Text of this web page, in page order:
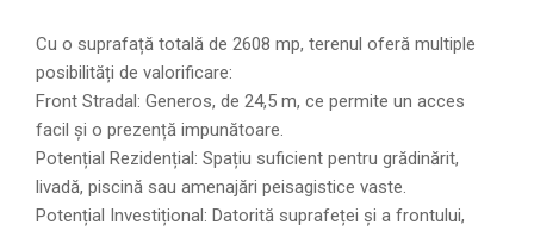
Cu o suprafață totală de 2608 mp, terenul oferă multiple
posibilități de valorificare:
Front Stradal: Generos, de 24,5 m, ce permite un acces
facil și o prezență impunătoare.
Potențial Rezidențial: Spațiu suficient pentru grădinărit,
livadă, piscină sau amenajări peisagistice vaste.
Potențial Investițional: Datorită suprafeței și a frontului,